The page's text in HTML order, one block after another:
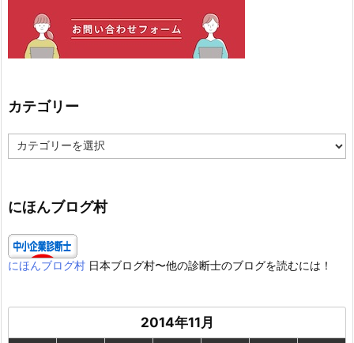
カテゴリー
テ
ー
にほんブログ村
にほんブログ村 日本ブログ村〜他の診断士のブログを読むには！
2014年11月